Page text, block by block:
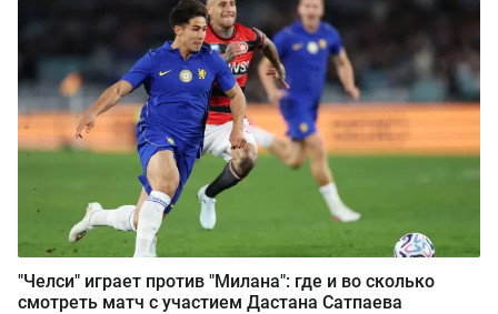
"Челси" играет против "Милана": где и во сколько
смотреть матч с участием Дастана Сатпаева